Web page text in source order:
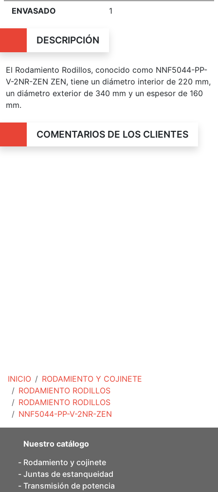
INICIO
RODAMIENTO Y COJINETE
RODAMIENTO RODILLOS
RODAMIENTO RODILLOS
NNF5044-PP-V-2NR-ZEN
ENVASADO 1
DESCRIPCIÓN
El Rodamiento Rodillos, conocido como NNF5044-PP-
V-2NR-ZEN ZEN, tiene un diámetro interior de 220 mm,
un diámetro exterior de 340 mm y un espesor de 160
mm.
COMENTARIOS DE LOS CLIENTES
Nuestro catálogo
Rodamiento y cojinete
Juntas de estanqueidad
Transmisión de potencia